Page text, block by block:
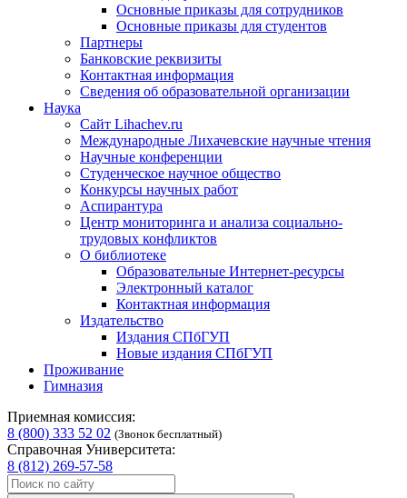
Основные приказы для сотрудников
Основные приказы для студентов
Партнеры
Банковские реквизиты
Контактная информация
Сведения об образовательной организации
Наука
Сайт Lihachev.ru
Международные Лихачевские научные чтения
Научные конференции
Студенческое научное общество
Конкурсы научных работ
Аспирантура
Центр мониторинга и анализа социально-
трудовых конфликтов
О библиотеке
Образовательные Интернет-ресурсы
Электронный каталог
Контактная информация
Издательство
Издания СПбГУП
Новые издания СПбГУП
Проживание
Гимназия
Приемная комиссия:
8 (800) 333 52 02 (Звонок бесплатный)
Справочная Университета:
8 (812) 269-57-58